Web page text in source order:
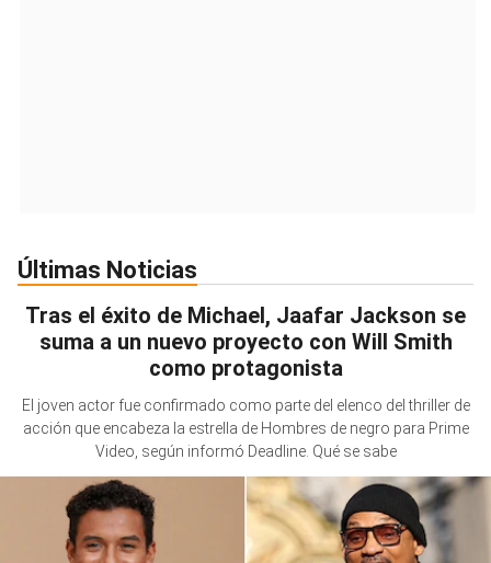
Últimas Noticias
Tras el éxito de Michael, Jaafar Jackson se
suma a un nuevo proyecto con Will Smith
como protagonista
El joven actor fue confirmado como parte del elenco del thriller de
acción que encabeza la estrella de Hombres de negro para Prime
Video, según informó Deadline. Qué se sabe